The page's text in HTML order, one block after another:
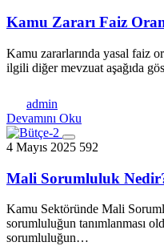
Kamu Zararı Faiz
Kamu zararlarında yasal faiz
ilgili diğer mevzuat aşağıda
admin
Devamını Oku
4 Mayıs 2025 592
Mali Sorumluluk
Kamu Sektöründe Mali
sorumluluğun tanımlanması
sorumluluğun…